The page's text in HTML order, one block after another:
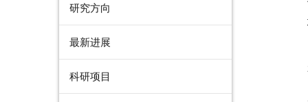
研究方向
最新进展
科研项目